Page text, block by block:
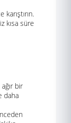
karıştırın.
kısa süre
bir
daha